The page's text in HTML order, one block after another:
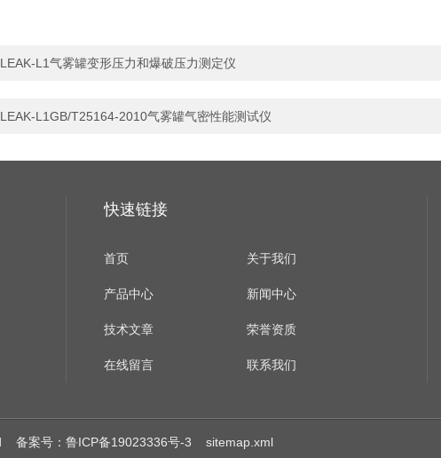
LEAK-L1气雾罐变形压力和爆破压力测定仪
LEAK-L1GB/T25164-2010气雾罐气密性能测试仪
快速链接
首页 关于我们
产品中心 新闻中心
技术文章 荣誉资质
在线留言 联系我们
备案号：鲁ICP备19023336号-3 sitemap.xml